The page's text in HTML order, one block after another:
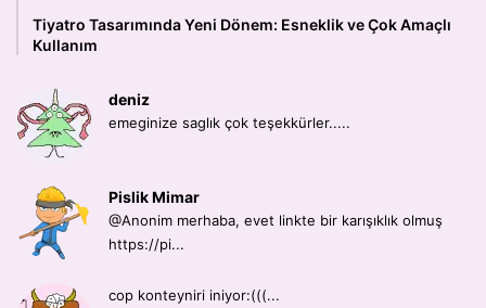
Tiyatro Tasarımında Yeni Dönem: Esneklik ve Çok Amaçlı
Kullanım
deniz
emeginize saglık çok teşekkürler.....
Pislik Mimar
@Anonim merhaba, evet linkte bir karışıklık olmuş
https://pi...
cop konteyniri iniyor:(((...